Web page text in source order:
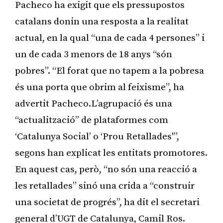
Pacheco ha exigit que els pressupostos
catalans donin una resposta a la realitat
actual, en la qual “una de cada 4 persones” i
un de cada 3 menors de 18 anys “són
pobres”. “El forat que no tapem a la pobresa
és una porta que obrim al feixisme”, ha
advertit Pacheco.L’agrupació és una
“actualització” de plataformes com
‘Catalunya Social’ o ‘Prou Retallades'”,
segons han explicat les entitats promotores.
En aquest cas, però, “no són una reacció a
les retallades” sinó una crida a “construir
una societat de progrés”, ha dit el secretari
general d’UGT de Catalunya, Camil Ros.